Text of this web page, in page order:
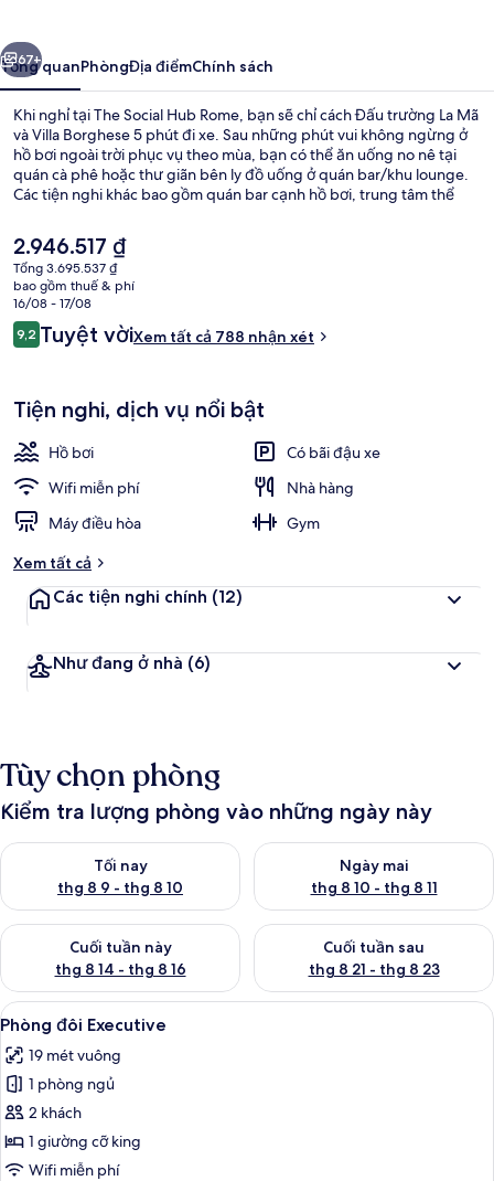
Tiếp
67+
Tổng quanPhòngĐịa điểmChính sách
Khi nghỉ tại The Social Hub Rome, bạn sẽ chỉ cách Đấu trường La Mã
và Villa Borghese 5 phút đi xe. Sau những phút vui không ngừng ở
hồ bơi ngoài trời phục vụ theo mùa, bạn có thể ăn uống no nê tại
quán cà phê hoặc thư giãn bên ly đồ uống ở quán bar/khu lounge.
Các tiện nghi khác bao gồm quán bar cạnh hồ bơi, trung tâm thể
cách một quãng đi bộ ngắn: cách Ga Metro Scalo S. Lorenzo vài
bước chân và Ga Porta Maggiore 4 phút.
Giá
hiện
tại
là
2.946.517 ₫
2.946.517 ₫
Tổng 3.695.537 ₫
bao gồm thuế & phí
16/08 - 17/08
Nhận
xét
9,29,2 trên 10,
Tuyệt vờiXem tất cả 788 nhận xét
Tiện nghi, dịch vụ nổi bật
Hồ bơi
Có bãi đậu xe
Wifi miễn phí
Nhà hàng
Máy điều hòa
Gym
Xem tất cả
Các tiện nghi chính (12)
Như đang ở nhà (6)
Tùy chọn phòng
Kiểm tra lượng phòng vào những ngày này
Tối nay
thg 8 9 - thg 8 10
Kiểm tra lượng phòng tối nay từ thg 8 9 - thg 8 10
Ngày mai
thg 8 10 - thg 8 11
Kiểm tra lượng phòng ngày
Cuối tuần này
thg 8 14 - thg 8 16
Kiểm tra lượng phòng cuối tuần này từ thg 8 14 - thg 8 16
Cuối tuần sau
thg 8 21 - thg 8 23
Kiểm tra lượng phòng cuối
Xem
tất
cả
ảnh
Phòng
đôi
Executive
Phòng đôi Executive | Bộ đồ giường
7
Phòng đôi Executive
19 mét vuông
1 phòng ngủ
2 khách
1 giường cỡ king
Wifi miễn phí